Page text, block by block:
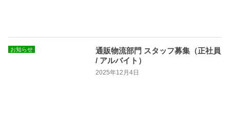
お知らせ
通販物流部門 スタッフ募集（正社員
/ アルバイト）
2025年12月4日